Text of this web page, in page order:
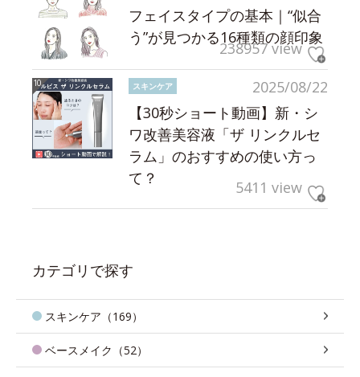
フェイスタイプの基本｜“似合
う”が見つかる16種類の顔印象
238957 view
2025/08/22
スキンケア
【30秒ショート動画】新・シ
ワ改善美容液「ザ リンクルセ
ラム」のおすすめの使い方っ
て？
5411 view
カテゴリで探す
スキンケア（169）
ベースメイク（52）